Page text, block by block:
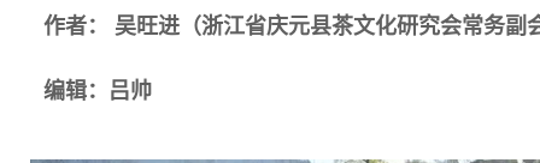
作者： 吴旺进（浙江省庆元县茶文化研究会常务副
编辑：吕帅